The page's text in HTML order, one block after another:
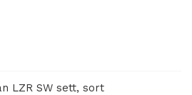
LZR SW sett, sort